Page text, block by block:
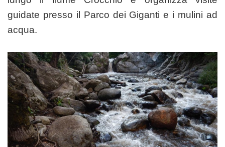
guidate presso il Parco dei Giganti e i mulini ad
acqua.